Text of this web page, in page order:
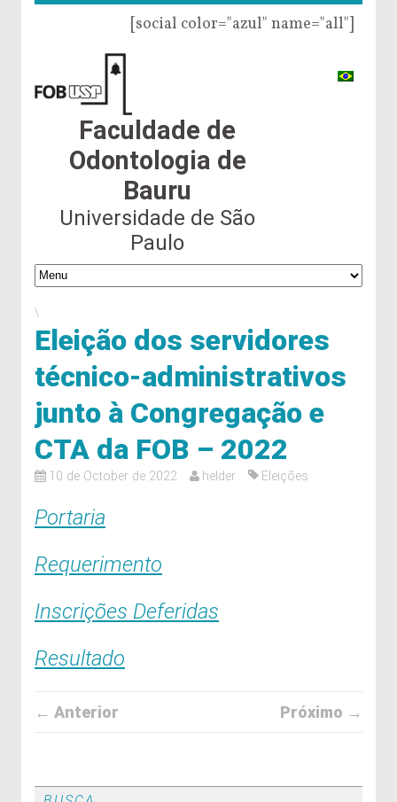
[social color="azul" name="all"]
Faculdade de
Odontologia de
Bauru
Universidade de São
Paulo
\
Eleição dos servidores
técnico-administrativos
junto à Congregação e
CTA da FOB – 2022
10 de October de 2022 helder Eleições
Portaria
Requerimento
Inscrições Deferidas
Resultado
← Anterior Próximo →